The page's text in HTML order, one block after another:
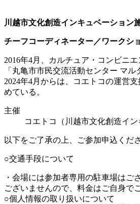
川越市文化創造インキュベーショ
チーフコーディネーター／ワークシ
2016年4月、カルチュア・コンビニ
「丸亀市市民交流活動センター マ
2024年4月からは、コエトコの運営
めている。
主催
コエトコ（川越市文化創造イン
以下をご了承の上、ご参加申込くださ
○交通手段について
・会場には参加者専用の駐車場は
ございませんので、料金はご自身で
○個人情報の取り扱いについて